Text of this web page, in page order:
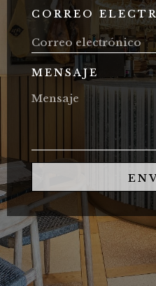
CORREO
MENSAJE